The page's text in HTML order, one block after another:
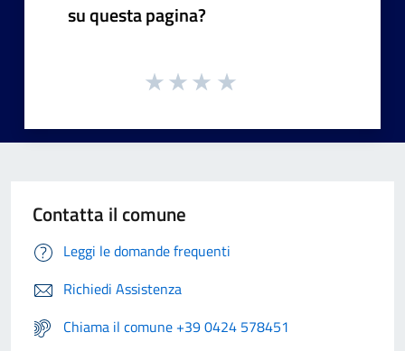
su questa pagina?
Contatta il comune
Leggi le domande frequenti
Richiedi Assistenza
Chiama il comune +39 0424 578451